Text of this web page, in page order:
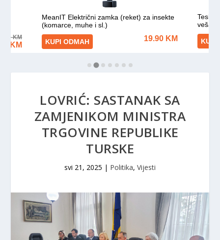
LOVRIĆ: SASTANAK SA
ZAMJENIKOM MINISTRA
TRGOVINE REPUBLIKE
TURSKE
svi 21, 2025 | Politika, Vijesti